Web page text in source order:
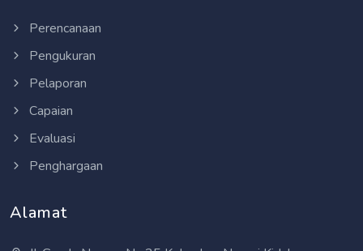
Perencanaan
Pengukuran
Pelaporan
Capaian
Evaluasi
Penghargaan
Alamat